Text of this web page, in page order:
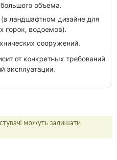
объема.
ландшафтном дизайне для
горок, водоемов).
сооружений.
от конкретных требований
эксплуатации.
можуть залишати